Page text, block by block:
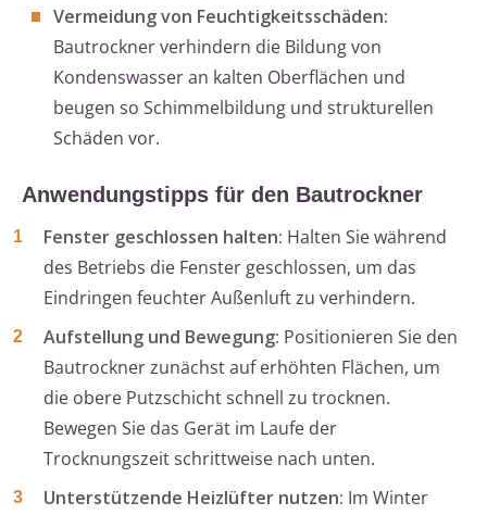
Vermeidung von Feuchtigkeitsschäden:
Bautrockner verhindern die Bildung von
Kondenswasser an kalten Oberflächen und
beugen so Schimmelbildung und strukturellen
Schäden vor.
Anwendungstipps für den Bautrockner
Fenster geschlossen halten: Halten Sie während
des Betriebs die Fenster geschlossen, um das
Eindringen feuchter Außenluft zu verhindern.
Aufstellung und Bewegung: Positionieren Sie den
Bautrockner zunächst auf erhöhten Flächen, um
die obere Putzschicht schnell zu trocknen.
Bewegen Sie das Gerät im Laufe der
Trocknungszeit schrittweise nach unten.
Unterstützende Heizlüfter nutzen: Im Winter